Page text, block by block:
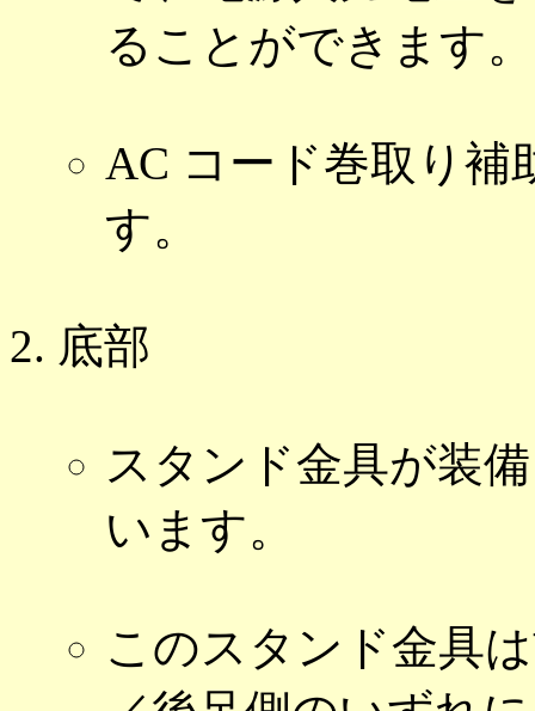
ることができます。
AC コード巻取り補
す。
底部
スタンド金具が装
います。
このスタンド金具